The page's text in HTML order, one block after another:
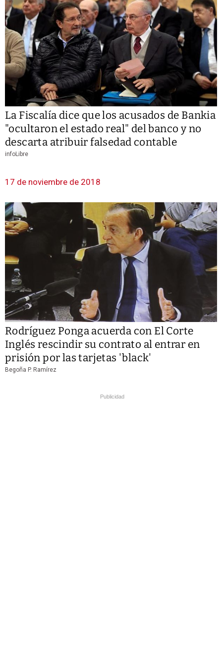
La Fiscalía dice que los acusados de Bankia
"ocultaron el estado real" del banco y no
descarta atribuir falsedad contable
infoLibre
17 de noviembre de 2018
Rodríguez Ponga acuerda con El Corte
Inglés rescindir su contrato al entrar en
prisión por las tarjetas 'black'
Begoña P. Ramírez
Publicidad